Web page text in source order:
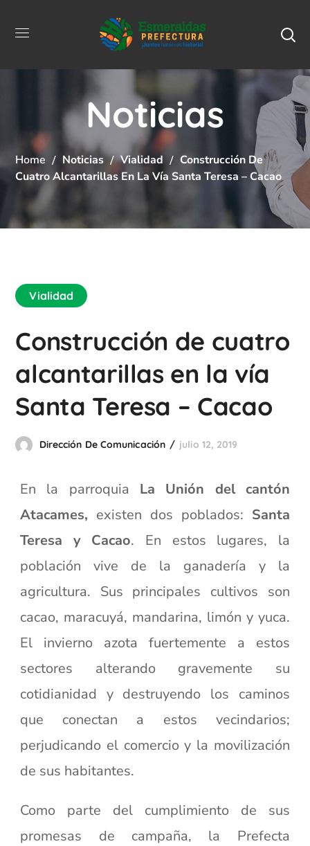
Noticias
Home Noticias Vialidad
Construcción De
Cuatro Alcantarillas En La Vía Santa Teresa – Cacao
Vialidad
Construcción de cuatro
alcantarillas en la vía
Santa Teresa – Cacao
Dirección De Comunicación julio 12, 2019
En la parroquia La Unión del cantón
Atacames, existen dos poblados: Santa
Teresa y Cacao. En estos lugares, la
población vive de la ganadería y la
agricultura. Sus principales cultivos son
cacao, maracuyá, mandarina, limón y yuca.
El invierno azota fuertemente a estos
sectores alterando gravemente su
cotidianidad y destruyendo los caminos
que conectan a estos vecindarios;
perjudicando el comercio y la movilización
de sus habitantes.
Como parte del cumplimiento de sus
promesas de campaña, la Prefecta